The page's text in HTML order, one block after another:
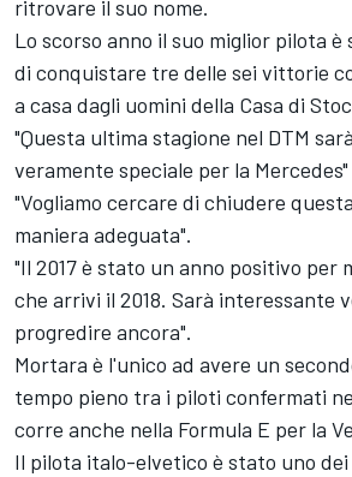
ritrovare il suo nome.
Lo scorso anno il suo miglior pilota
di conquistare tre delle sei vittorie
a casa dagli uomini della Casa di
"Questa ultima stagione nel DTM
veramente speciale per la
"Vogliamo cercare di chiudere
maniera adeguata".
"Il 2017 è stato un anno positivo per
che arrivi il 2018. Sarà interessante
progredire ancora".
Mortara è l'unico ad avere un
tempo pieno tra i piloti confermati
corre anche nella Formula E per la
Il pilota italo-elvetico è stato uno